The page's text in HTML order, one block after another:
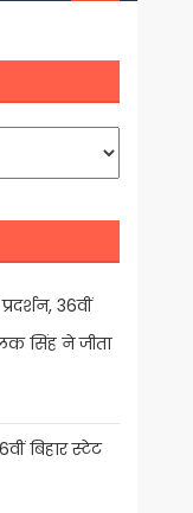
36वीं
सिंह ने जीता
बिहार स्टेट